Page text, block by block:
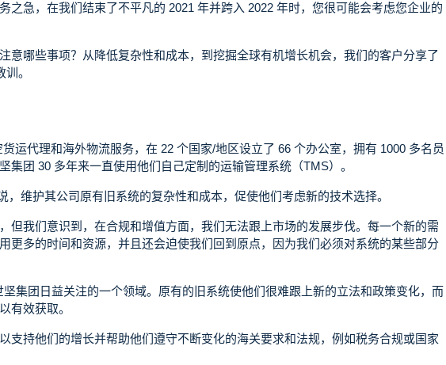
之急，在我们结束了不平凡的 2021 年并跨入 2022 年时，您很可能会考虑您企业的
意哪些事项？从降低复杂性和成本，到挖掘全球有机增长机会，我们的客户分享了
。
运代理和海外物流服务，在 22 个国家/地区设立了 66 个办公室，拥有 1000 多名员
集团 30 多年来一直使用他们自己定制的运输管理系统（TMS）。
，维护其公司原有旧系统的复杂性和成本，促使他们考虑新的技术选择。
但我们意识到，在合规和增值方面，我们无法跟上市场的发展步伐。每一个新的需
更多的时间和资源，并且还会迫使我们回到原点，因为我们必须对系统的某些部分
集团日益关注的一个领域。原有的旧系统使他们很难跟上新的立法和政策变化，而
有效获取。
支持他们的增长并帮助他们遵守不断变化的海关要求和法规，例如税务合规或国家